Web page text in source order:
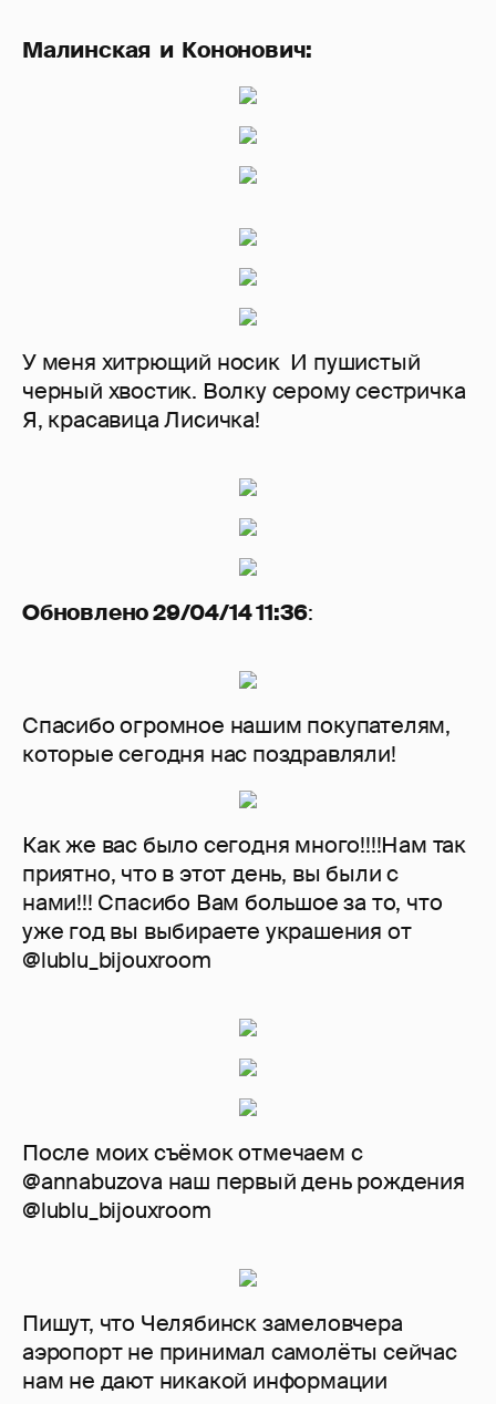
Малинская и Кононович:
У меня хитрющий носик И пушистый
черный хвостик. Волку серому сестричка
Я, красавица Лисичка!
Обновлено 29/04/14 11:36:
Спасибо огромное нашим покупателям,
которые сегодня нас поздравляли!
Как же вас было сегодня много!!!!Нам так
приятно, что в этот день, вы были с
нами!!! Спасибо Вам большое за то, что
уже год вы выбираете украшения от
@lublu_bijouxroom
После моих съёмок отмечаем с
@annabuzova наш первый день рождения
@lublu_bijouxroom
Пишут, что Челябинск замело️️️вчера
аэропорт не принимал самолёты️️️ сейчас
нам не дают никакой информации